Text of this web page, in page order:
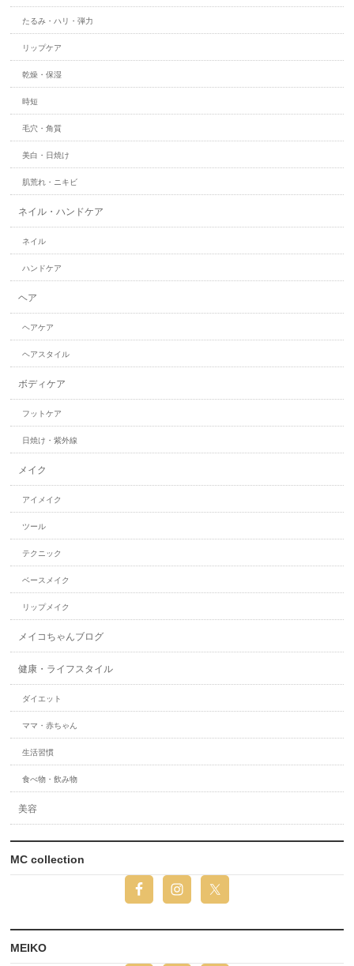
たるみ・ハリ・弾力
リップケア
乾燥・保湿
時短
毛穴・角質
美白・日焼け
肌荒れ・ニキビ
ネイル・ハンドケア
ネイル
ハンドケア
ヘア
ヘアケア
ヘアスタイル
ボディケア
フットケア
日焼け・紫外線
メイク
アイメイク
ツール
テクニック
ベースメイク
リップメイク
メイコちゃんブログ
健康・ライフスタイル
ダイエット
ママ・赤ちゃん
生活習慣
食べ物・飲み物
美容
MC collection
MEIKO